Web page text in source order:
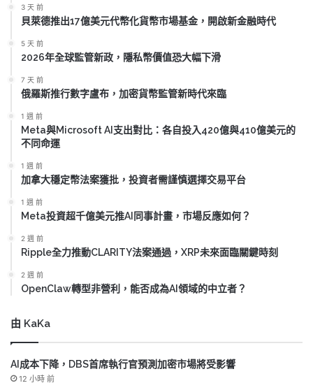
3 天 前
貝萊德推出17億美元代幣化貨幣市場基金，開啟新金融時代
5 天 前
2026年全球監管新政，隱私幣價值恐大幅下滑
7 天 前
俄羅斯推行數字盧布，加密貨幣監管新時代來臨
1 週 前
Meta與Microsoft AI支出對比：各自投入420億與410億美元的
不同命運
1 週 前
加拿大穩定幣法案獲批，投資者需謹慎選擇交易平台
1 週 前
Meta投資超千億美元推AI同事計畫，市場反應如何？
2 週 前
Ripple全力推動CLARITY法案通過，XRP未來面臨關鍵時刻
2 週 前
OpenClaw轉型非營利，能否成為AI領域的中立者？
由 KaKa
AI成本下降，DBS首席執行官預測加密市場將受影響
12 小時 前